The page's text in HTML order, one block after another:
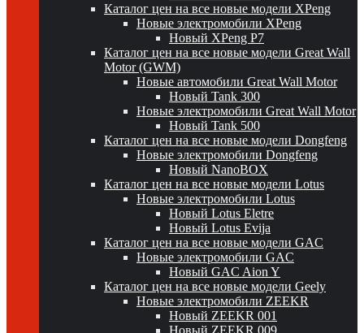
Каталог цен на все новые модели XPeng
Новые электромобили XPeng
Новый XPeng P7
Каталог цен на все новые модели Great Wall
Motor (GWM)
Новые автомобили Great Wall Motor
Новый Tank 300
Новые электромобили Great Wall Motor
Новый Tank 500
Каталог цен на все новые модели Dongfeng
Новые электромобили Dongfeng
Новый NanoBOX
Каталог цен на все новые модели Lotus
Новые электромобили Lotus
Новый Lotus Eletre
Новый Lotus Evija
Каталог цен на все новые модели GAC
Новые электромобили GAC
Новый GAC Aion Y
Каталог цен на все новые модели Geely
Новые электромобили ZEEKR
Новый ZEEKR 001
Новый ZEEKR 009